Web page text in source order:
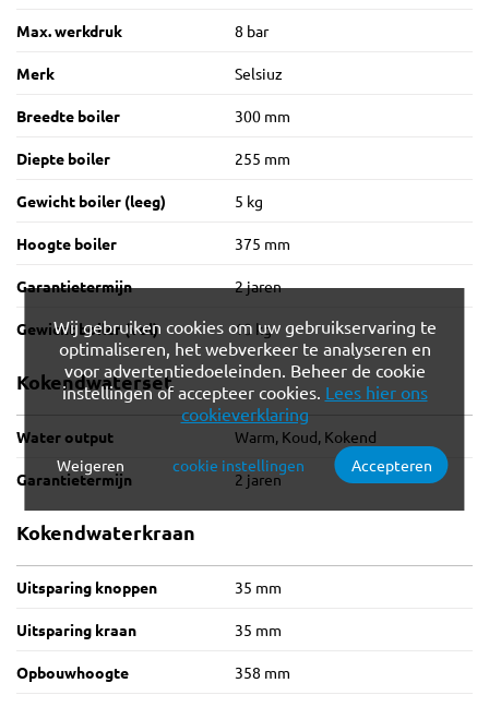
Max. werkdruk 8 bar
Merk Selsiuz
Breedte boiler 300 mm
Diepte boiler 255 mm
Gewicht boiler (leeg) 5 kg
Hoogte boiler 375 mm
Garantietermijn 2 jaren
Gewicht boiler (vol) 10 kg
Kokendwaterset
Water output Warm, Koud, Kokend
Garantietermijn 2 jaren
Kokendwaterkraan
Uitsparing knoppen 35 mm
Uitsparing kraan 35 mm
Opbouwhoogte 358 mm
Wij gebruiken cookies om uw gebruikservaring te
optimaliseren, het webverkeer te analyseren en
voor advertentiedoeleinden. Beheer de cookie
instellingen of accepteer cookies. Lees hier ons
cookieverklaring
Verplichte cookies Functionele cookies
Analytische cookies
Weigeren cookie instellingen Accepteren